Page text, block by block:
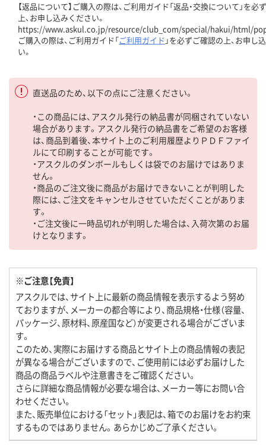
【返品について】ご購入の際は、ご利用ガイド「返品・交換について」を必
上、お申し込みください。
https://www.askul.co.jp/resource/club_com/special/hakui/html/
ご購入の際は、ご利用ガイド「ご利用ガイド 」を必ずご確認の上、お申し
い。
直送品のため、以下の点にご注意ください。
・この商品には、アスクル発行の納品書が同梱されていない
場合があります。アスクル発行の納品書をご希望のお客様
は、商品到着後、本サイト上のご利用履歴よりＰＤＦファイ
ルにて印刷することが可能です。
・アスクルのダンボールもしくは袋でのお届けではありま
せん。
・商品のご注文後に商品がお届けできないことが判明した
際には、ご注文をキャンセルさせていただくことがありま
す。
・ご注文後に一時品切れが判明した場合は、入荷次第のお届
けとなります。
※ご注意【免責】
アスクルでは、サイト上に最新の商品情報を表示するよう努め
ておりますが、メーカーの都合等により、商品規格・仕様（容量、
パッケージ、原材料、原産国など）が変更される場合がございま
す。
このため、実際にお届けする商品とサイト上の商品情報の表記
が異なる場合がございますので、ご使用前には必ずお届けした
商品の商品ラベルや注意書きをご確認ください。
さらに詳細な商品情報が必要な場合は、メーカー等にお問い合
わせください。
また、販売単位における「セット」表記は、箱でのお届けをお約束
するものではありません。あらかじめご了承ください。